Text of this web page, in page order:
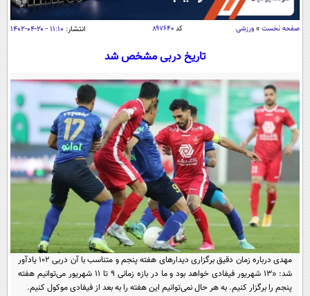
اقتصاد
اقتصادی
جامعه
حوادث
سلامت
یک برش دانایی
محیط زیست
سفر و تفریح
بین الملل
سیاست خارجی
فرهنگ و هنر
علم و دانش
فناوری و It
اخبار کریپتو
قرآن
گوناگون
سرگرمی
باشگاه مغز
مجله تصویری سلاح
فیلم
اقتصاد
ورزش
سیاست
عصر ایران 2
خواندنی ها و دیدنی ها
داستان کوتاه
آموزش زبان
صفحه نخست » ورزشی کد۸۹۷۶۴۰ انتشار: ۱۱:۱۰ - ۲۰-۰۴-۱۴۰۲
تاریخ دربی مشخص شد
مهدی درباره زمان دقیق برگزاری دیدارهای هفته پنجم و متناسب با آن دربی ۱۰۲ یادآور
شد: «۱۳ شهریور فیفادی خواهد بود و ما در بازه زمانی ۹ تا ۱۱ شهریور می‌توانیم هفته
پنجم را برگزار کنیم. به هر حال نمی‌توانیم این هفته را به بعد از فیفادی‌ موکول کنیم.